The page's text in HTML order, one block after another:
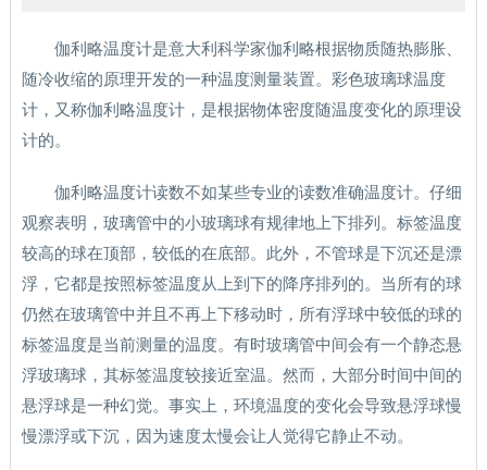
伽利略温度计是意大利科学家伽利略根据物质随热膨胀、
随冷收缩的原理开发的一种温度测量装置。彩色玻璃球温度
计，又称伽利略温度计，是根据物体密度随温度变化的原理设
计的。
伽利略温度计读数不如某些专业的读数准确温度计。仔细
观察表明，玻璃管中的小玻璃球有规律地上下排列。标签温度
较高的球在顶部，较低的在底部。此外，不管球是下沉还是漂
浮，它都是按照标签温度从上到下的降序排列的。当所有的球
仍然在玻璃管中并且不再上下移动时，所有浮球中较低的球的
标签温度是当前测量的温度。有时玻璃管中间会有一个静态悬
浮玻璃球，其标签温度较接近室温。然而，大部分时间中间的
悬浮球是一种幻觉。事实上，环境温度的变化会导致悬浮球慢
慢漂浮或下沉，因为速度太慢会让人觉得它静止不动。